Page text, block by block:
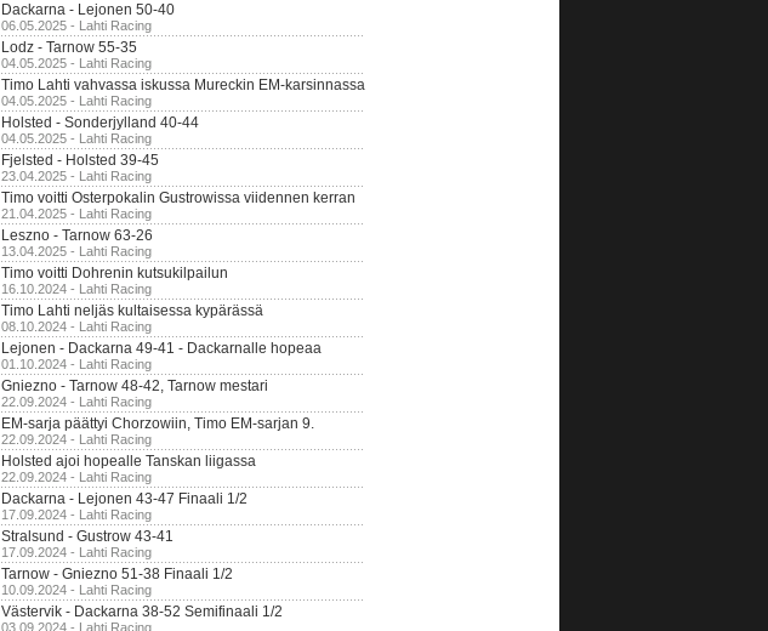
Dackarna - Lejonen 50-40
06.05.2025 - Lahti Racing
Lodz - Tarnow 55-35
04.05.2025 - Lahti Racing
Timo Lahti vahvassa iskussa Mureckin EM-karsinnassa
04.05.2025 - Lahti Racing
Holsted - Sonderjylland 40-44
04.05.2025 - Lahti Racing
Fjelsted - Holsted 39-45
23.04.2025 - Lahti Racing
Timo voitti Osterpokalin Gustrowissa viidennen kerran
21.04.2025 - Lahti Racing
Leszno - Tarnow 63-26
13.04.2025 - Lahti Racing
Timo voitti Dohrenin kutsukilpailun
16.10.2024 - Lahti Racing
Timo Lahti neljäs kultaisessa kypärässä
08.10.2024 - Lahti Racing
Lejonen - Dackarna 49-41 - Dackarnalle hopeaa
01.10.2024 - Lahti Racing
Gniezno - Tarnow 48-42, Tarnow mestari
22.09.2024 - Lahti Racing
EM-sarja päättyi Chorzowiin, Timo EM-sarjan 9.
22.09.2024 - Lahti Racing
Holsted ajoi hopealle Tanskan liigassa
22.09.2024 - Lahti Racing
Dackarna - Lejonen 43-47 Finaali 1/2
17.09.2024 - Lahti Racing
Stralsund - Gustrow 43-41
17.09.2024 - Lahti Racing
Tarnow - Gniezno 51-38 Finaali 1/2
10.09.2024 - Lahti Racing
Västervik - Dackarna 38-52 Semifinaali 1/2
03.09.2024 - Lahti Racing